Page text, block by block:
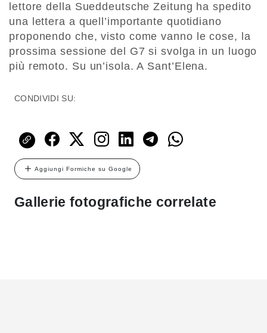
lettore della Sueddeutsche Zeitung ha spedito
una lettera a quell’importante quotidiano
proponendo che, visto come vanno le cose, la
prossima sessione del G7 si svolga in un luogo
più remoto. Su un’isola. A Sant’Elena.
CONDIVIDI SU:
Aggiungi Formiche su Google
Gallerie fotografiche correlate